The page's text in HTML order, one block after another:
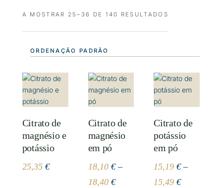
A MOSTRAR 25–36 DE 140 RESULTADOS
Citrato de
magnésio e
potássio
25,35 €
Citrato de
magnésio
em pó
18,10 € –
18,40 €Price
Citrato de
potássio
em pó
15,19€ –
15,49€Price